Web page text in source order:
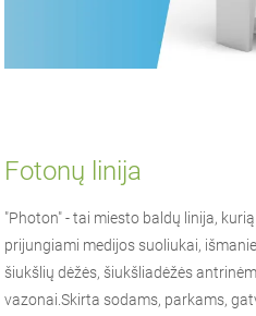
Fotonų linija
"Photon" - tai miesto baldų linija,
prijungiami medijos suoliukai,
šiukšlių dėžės, šiukšliadėžės
vazonai.Skirta sodams, parkams,